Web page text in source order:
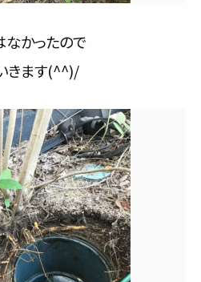
なかったので
きます(^^)/